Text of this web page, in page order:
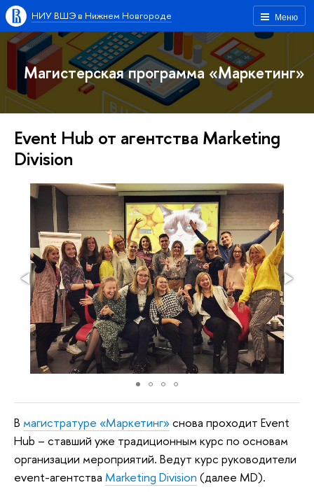
Меню
НИУ ВШЭ в Нижнем Новгороде
Магистерская программа «Маркетинг»
Event Hub от агентства Marketing
Division
В магистратуре «Маркетинг»снова проходит Event
Hub – ставший уже традиционным курс по основам
организации мероприятий. Ведут курс руководители
event-агентства Marketing Division (далее MD).